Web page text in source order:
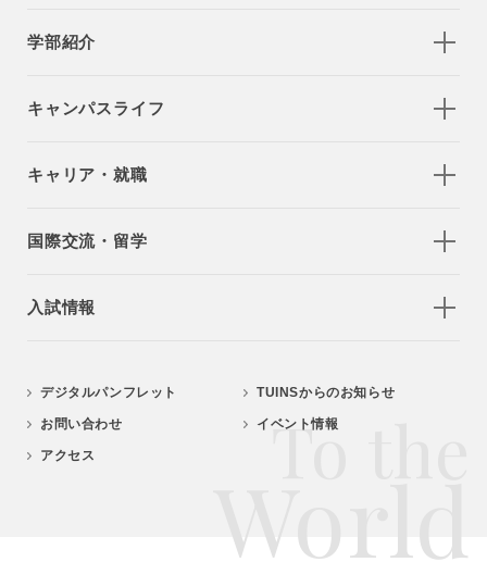
学部紹介
キャンパスライフ
キャリア・就職
国際交流・留学
入試情報
デジタルパンフレット
お問い合わせ
アクセス
TUINSからのお知らせ
イベント情報
To the
World